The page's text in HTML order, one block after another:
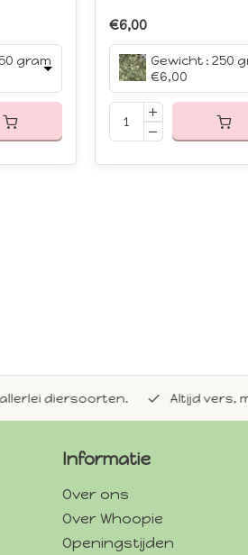
gram
€6,00
€6,00
diersoorten. Altijd vers, met
Informatie
Over ons
Over Whoopie
Openingstijden